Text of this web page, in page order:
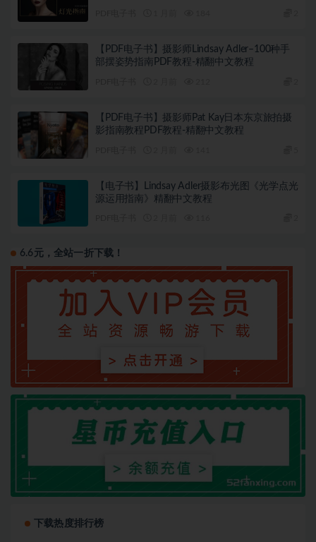
【PDF电子书】摄影师Lindsay Adler–100种手
部摆姿势指南PDF教程-精翻中文教程
【PDF电子书】摄影师Pat Kay日本东京旅拍摄
影指南教程PDF教程-精翻中文教程
【电子书】Lindsay Adler摄影布光图《光学点光
源运用指南》精翻中文教程
6.6元，全站一折下载！
下载热度排行榜